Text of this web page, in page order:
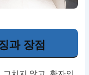
과 장점